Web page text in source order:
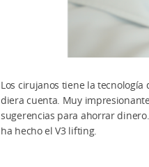
Los cirujanos tiene la
diera cuenta. Muy
sugerencias para ahorrar
ha hecho el V3 lifting.